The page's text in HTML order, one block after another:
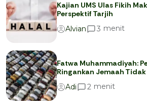
Kajian UMS Ulas Fikih
Perspektif Tarjih
Alvian
3 menit
Fatwa Muhammadiyah:
Ringankan Jemaah
Adi
2 menit